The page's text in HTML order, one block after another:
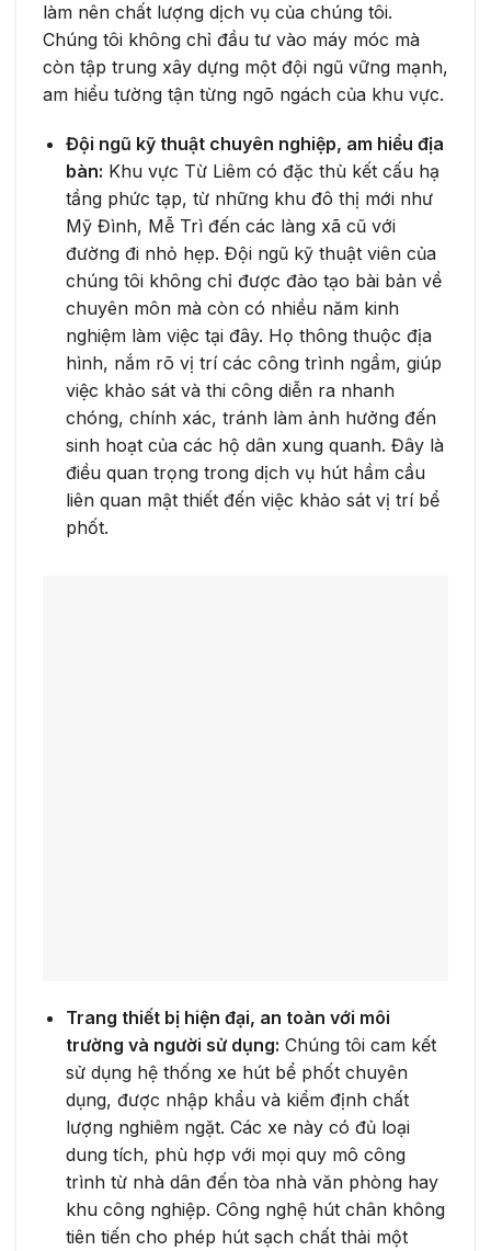
làm nên chất lượng dịch vụ của chúng tôi.
Chúng tôi không chỉ đầu tư vào máy móc mà
còn tập trung xây dựng một đội ngũ vững mạnh,
am hiểu tường tận từng ngõ ngách của khu vực.
Đội ngũ kỹ thuật chuyên nghiệp, am hiểu địa
bàn: Khu vực Từ Liêm có đặc thù kết cấu hạ
tầng phức tạp, từ những khu đô thị mới như
Mỹ Đình, Mễ Trì đến các làng xã cũ với
đường đi nhỏ hẹp. Đội ngũ kỹ thuật viên của
chúng tôi không chỉ được đào tạo bài bản về
chuyên môn mà còn có nhiều năm kinh
nghiệm làm việc tại đây. Họ thông thuộc địa
hình, nắm rõ vị trí các công trình ngầm, giúp
việc khảo sát và thi công diễn ra nhanh
chóng, chính xác, tránh làm ảnh hưởng đến
sinh hoạt của các hộ dân xung quanh. Đây là
điều quan trọng trong dịch vụ hút hầm cầu
liên quan mật thiết đến việc khảo sát vị trí bể
phốt.
Trang thiết bị hiện đại, an toàn với môi
trường và người sử dụng: Chúng tôi cam kết
sử dụng hệ thống xe hút bể phốt chuyên
dụng, được nhập khẩu và kiểm định chất
lượng nghiêm ngặt. Các xe này có đủ loại
dung tích, phù hợp với mọi quy mô công
trình từ nhà dân đến tòa nhà văn phòng hay
khu công nghiệp. Công nghệ hút chân không
tiên tiến cho phép hút sạch chất thải một